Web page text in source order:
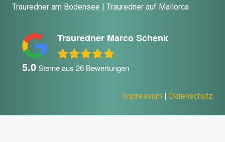
Trauredner am Bodensee | Trauredner auf Mallorca
Trauredner Marco Schenk
5.0Sterne aus 26 Bewertungen
Impressum | Datenschutz